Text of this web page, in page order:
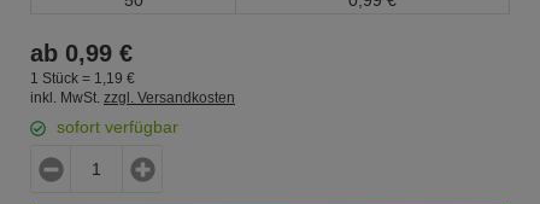
ab 0,99 €
1 Stück = 1, 19 €
inkl. MwSt. zzgl. Versandkosten
sofort verfügbar